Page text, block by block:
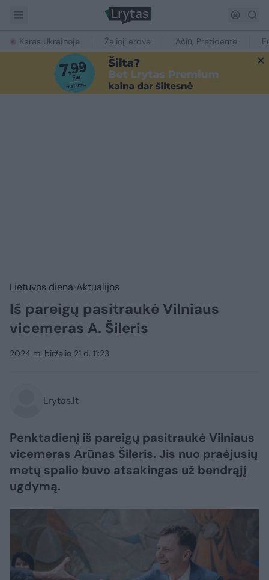
Karas Ukrainoje Žalioji erdvė Ačiū, Prezidente
Lietuvos diena Aktualijos
Iš pareigų pasitraukė Vilniaus
vicemeras A. Šileris
2024 m. birželio 21 d. 11:23
Lrytas.lt
Penktadienį iš pareigų pasitraukė Vilniaus
vicemeras Arūnas Šileris. Jis nuo praėjusių
metų spalio buvo atsakingas už bendrąjį
ugdymą.